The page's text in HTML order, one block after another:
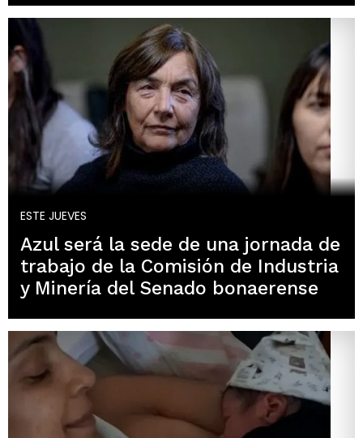
ESTE JUEVES
Azul será la sede de una jornada de
trabajo de la Comisión de Industria
y Minería del Senado bonaerense